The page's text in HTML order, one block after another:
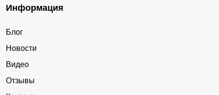
Информация
Блог
Новости
Видео
Отзывы